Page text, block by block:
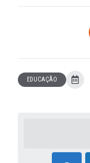
EDUCAÇÃO